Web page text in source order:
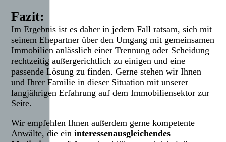
Fazit:
Im Ergebnis ist es daher in jedem Fall ratsam, sich mit
seinem Ehepartner über den Umgang mit gemeinsamen
Immobilien anlässlich einer Trennung oder Scheidung
rechtzeitig außergerichtlich zu einigen und eine
passende Lösung zu finden. Gerne stehen wir Ihnen
und Ihrer Familie in dieser Situation mit unserer
langjährigen Erfahrung auf dem Immobiliensektor zur
Seite.
Wir empfehlen Ihnen außerdem gerne kompetente
Anwälte, die ein interessenausgleichendes